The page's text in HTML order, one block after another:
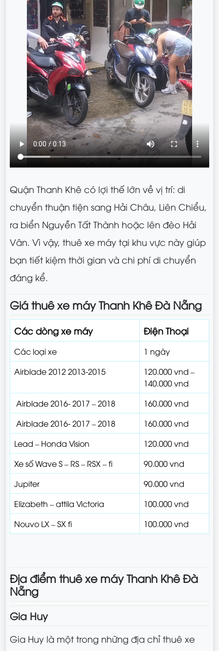
Quận Thanh Khê có lợi thế lớn về vị trí: di
chuyển thuận tiện sang Hải Châu, Liên Chiểu,
ra biển Nguyễn Tất Thành hoặc lên đèo Hải
Vân. Vì vậy, thuê xe máy tại khu vực này giúp
bạn tiết kiệm thời gian và chi phí di chuyển
đáng kể.
Giá thuê xe máy Thanh Khê Đà Nẵng
Các dòng xe máy Điện Thoại
Các loại xe
1 ngày
Airblade 2012 2013-2015
120.000 vnd –
140.000 vnd
Airblade 2016- 2017 – 2018
160.000 vnd
Airblade 2016- 2017 – 2018
160.000 vnd
Lead – Honda Vision
120.000 vnd
Xe số Wave S – RS – RSX – fi
90.000 vnd
Jupiter
90.000 vnd
Elizabeth – attila Victoria
100.000 vnd
Nouvo LX – SX fi
100.000 vnd
Địa điểm thuê xe máy Thanh Khê Đà
Nẵng
Gia Huy
Gia Huy là một trong những địa chỉ thuê xe